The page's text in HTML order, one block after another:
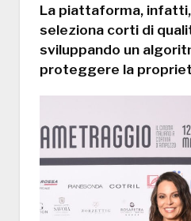
La piattaforma,
seleziona corti di
sviluppando un
proteggere la